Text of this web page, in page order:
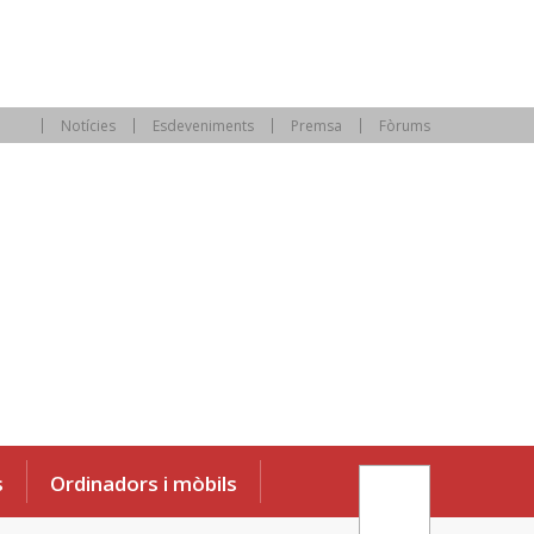
Notícies Esdeveniments Premsa Fòrums
Ordinadors i mòbils